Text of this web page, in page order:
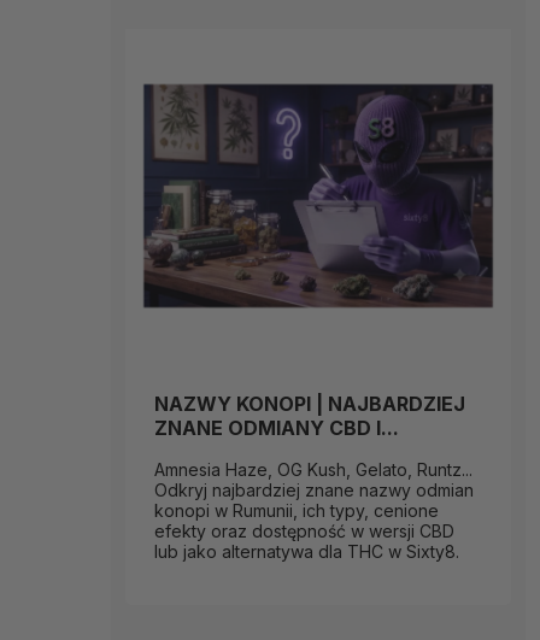
NAZWY KONOPI | NAJBARDZIEJ
ZNANE ODMIANY CBD I...
Amnesia Haze, OG Kush, Gelato, Runtz...
Odkryj najbardziej znane nazwy odmian
konopi w Rumunii, ich typy, cenione
efekty oraz dostępność w wersji CBD
lub jako alternatywa dla THC w Sixty8.